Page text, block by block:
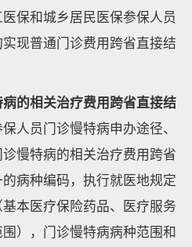
保和城乡居民医保参保人员
现普通门诊费用跨省直接结
病的相关治疗费用跨省直接结
人员门诊慢特病申办途径、
慢特病的相关治疗费用跨省
病种编码，执行就医地规定
本医疗保险药品、医疗服务
），门诊慢特病病种范围和